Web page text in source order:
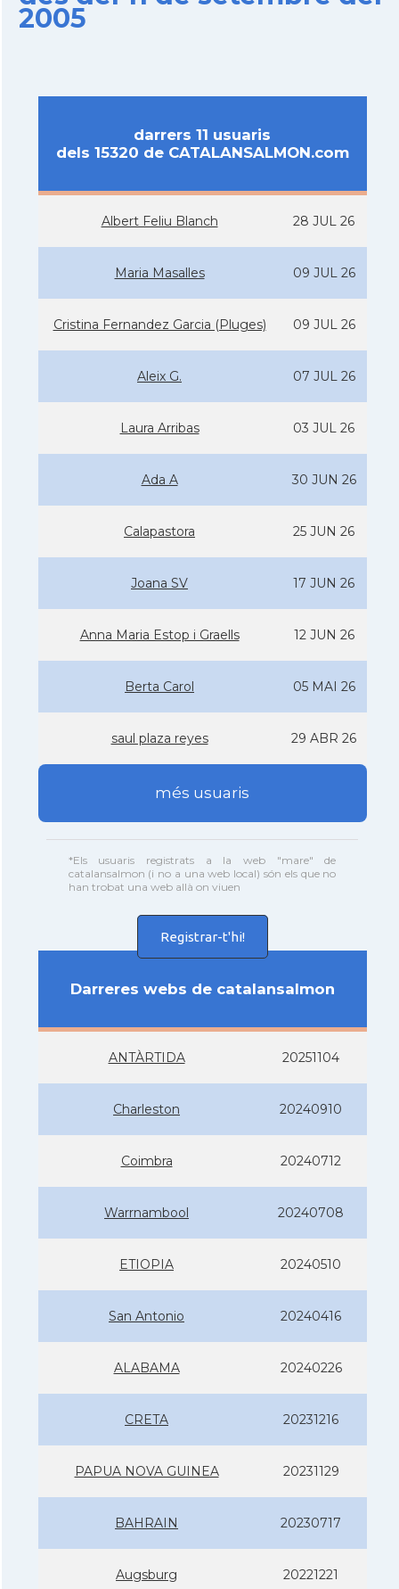
2005
darrers 11 usuaris
dels 15320 de CATALANSALMON.com
Albert Feliu Blanch 28 JUL 26
Maria Masalles 09 JUL 26
Cristina Fernandez Garcia (Pluges) 09 JUL 26
Aleix G. 07 JUL 26
Laura Arribas 03 JUL 26
Ada A 30 JUN 26
Calapastora 25 JUN 26
Joana SV 17 JUN 26
Anna Maria Estop i Graells 12 JUN 26
Berta Carol 05 MAI 26
saul plaza reyes 29 ABR 26
més usuaris
*Els usuaris registrats a la web "mare" de
catalansalmon (i no a una web local) són els que no
han trobat una web allà on viuen
Registrar-t'hi!
Darreres webs de catalansalmon
ANTÀRTIDA 20251104
Charleston 20240910
Coimbra 20240712
Warrnambool 20240708
ETIOPIA 20240510
San Antonio 20240416
ALABAMA 20240226
CRETA 20231216
PAPUA NOVA GUINEA 20231129
BAHRAIN 20230717
Augsburg 20221221